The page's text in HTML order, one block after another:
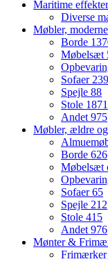
Maritime effekter
Diverse
Møbler, moderne
Borde
Møbelsæt
Sofaer239
Spejle 88
Stole 1871
Andet975
Møbler, ældre
Borde 626
Møbelsæt
Sofaer65
Spejle 212
Stole 415
Andet976
Mønter &
Frimærker